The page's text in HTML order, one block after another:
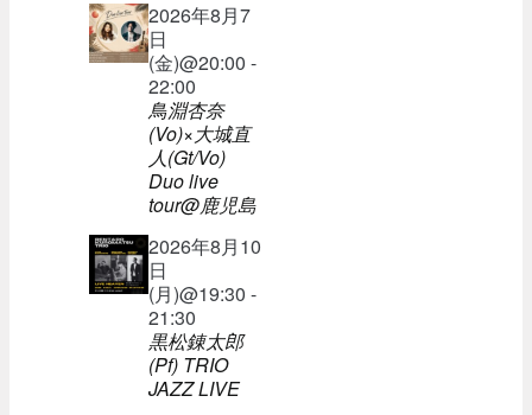
2026年8月7
日
(金)@20:00 -
22:00
鳥淵杏奈
(Vo)×大城直
人(Gt/Vo)
Duo live
tour@鹿児島
2026年8月10
日
(月)@19:30 -
21:30
黒松錬太郎
(Pf) TRIO
JAZZ LIVE